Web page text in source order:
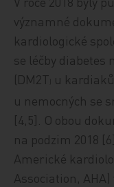
významné
kardiologické
se léčby diabetes
(DM2T u
u nemocných se
[4,5]. O obou
na podzim 2018
Americké
Association,